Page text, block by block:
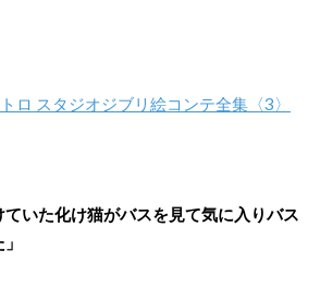
スタジオジブリ絵コンテ全集〈3〉
いた化け猫がバスを見て気に入りバス